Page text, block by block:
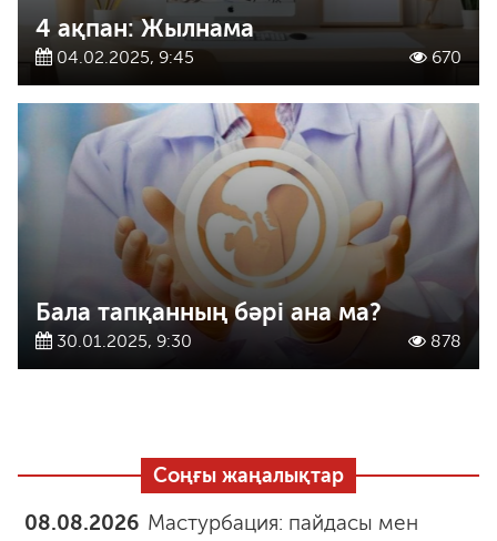
4 ақпан: Жылнама
04.02.2025, 9:45 670
Бала тапқанның бәрі ана ма?
30.01.2025, 9:30 878
Соңғы жаңалықтар
08.08.2026 Мастурбация: пайдасы мен